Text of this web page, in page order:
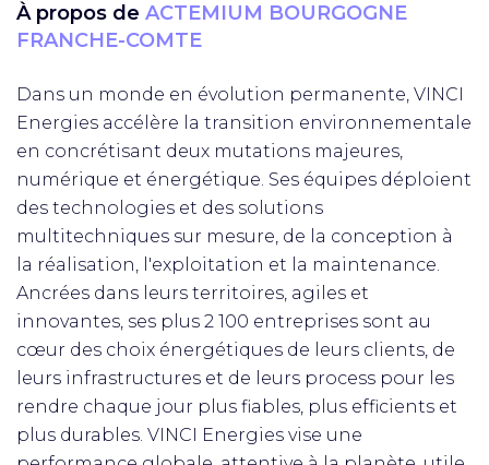
À propos de ACTEMIUM BOURGOGNE
FRANCHE-COMTE
Dans un monde en évolution permanente, VINCI
Energies accélère la transition environnementale
en concrétisant deux mutations majeures,
numérique et énergétique. Ses équipes déploient
des technologies et des solutions
multitechniques sur mesure, de la conception à
la réalisation, l'exploitation et la maintenance.
Ancrées dans leurs territoires, agiles et
innovantes, ses plus 2 100 entreprises sont au
cœur des choix énergétiques de leurs clients, de
leurs infrastructures et de leurs process pour les
rendre chaque jour plus fiables, plus efficients et
plus durables. VINCI Energies vise une